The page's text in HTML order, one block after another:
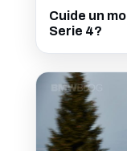
Cuide un
Serie 4?